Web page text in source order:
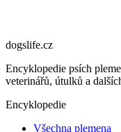
dogslife.cz
Encyklopedie psích
veterinářů, útulků a
Encyklopedie
Všechna plemena